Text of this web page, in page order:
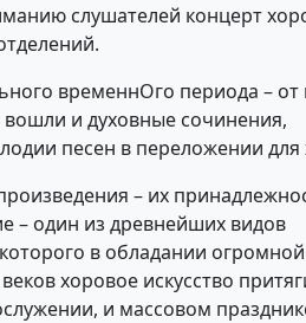
слушателей концерт
временнОго периода – от
и духовные сочинения,
песен в переложении для
– их
– один из древнейших видов
в обладании
хоровое искусство
и массовом